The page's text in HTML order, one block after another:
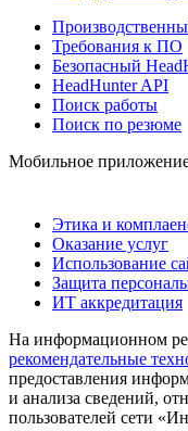
Требования к ПО
Безопасный
HeadHunter API
Поиск работы
Поиск по резюме
Мобильное
Этика и
Оказание услуг
Использование
Защита
ИТ аккредитация
На информационном
рекомендательные
предоставления
и анализа сведений,
пользователей сети